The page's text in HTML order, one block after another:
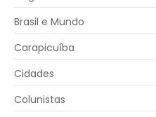
Brasil e Mundo
Carapicuíba
Cidades
Colunistas